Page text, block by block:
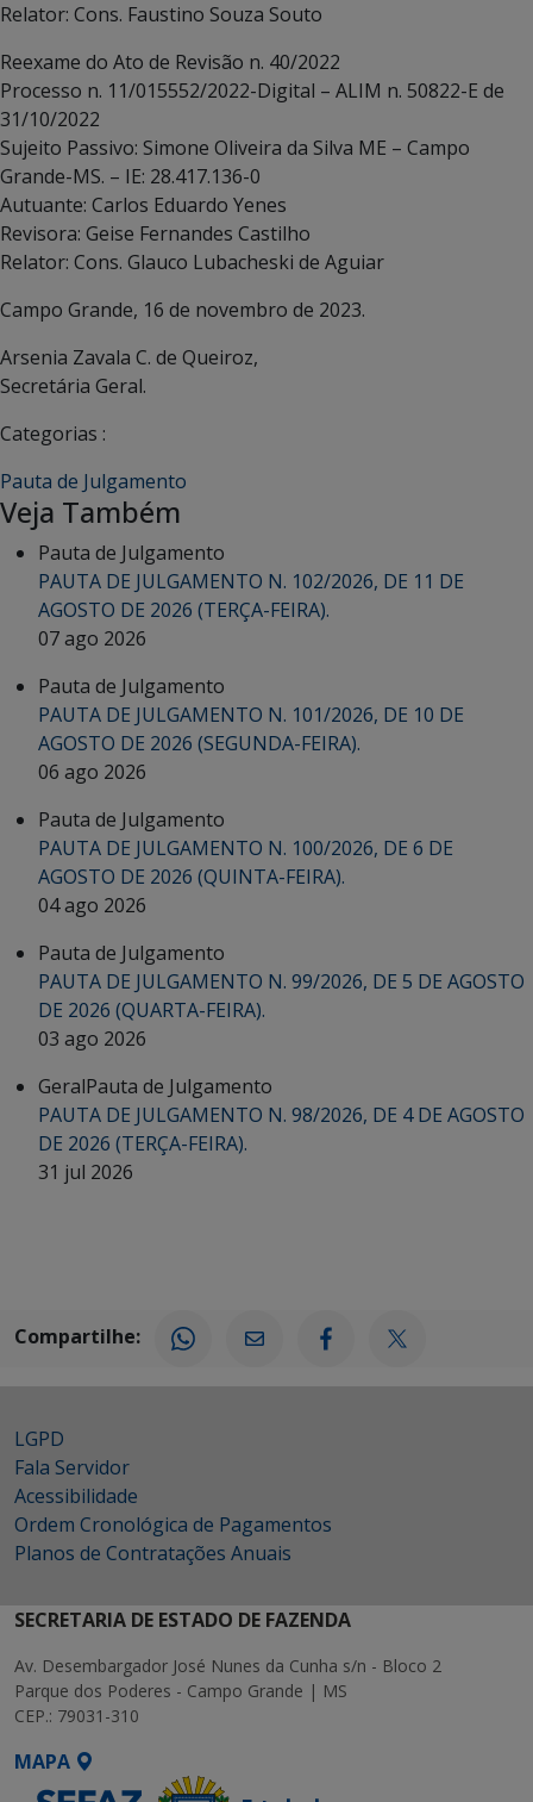
Relator: Cons. Faustino Souza Souto
Reexame do Ato de Revisão n. 40/2022
Processo n. 11/015552/2022-Digital – ALIM n. 50822-E de
31/10/2022
Sujeito Passivo: Simone Oliveira da Silva ME – Campo
Grande-MS. – IE: 28.417.136-0
Autuante: Carlos Eduardo Yenes
Revisora: Geise Fernandes Castilho
Relator: Cons. Glauco Lubacheski de Aguiar
Campo Grande, 16 de novembro de 2023.
Arsenia Zavala C. de Queiroz,
Secretária Geral.
Categorias :
Pauta de Julgamento
Veja Também
Pauta de Julgamento
PAUTA DE JULGAMENTO N. 102/2026, DE 11 DE
AGOSTO DE 2026 (TERÇA-FEIRA).
07 ago 2026
Pauta de Julgamento
PAUTA DE JULGAMENTO N. 101/2026, DE 10 DE
AGOSTO DE 2026 (SEGUNDA-FEIRA).
06 ago 2026
Pauta de Julgamento
PAUTA DE JULGAMENTO N. 100/2026, DE 6 DE
AGOSTO DE 2026 (QUINTA-FEIRA).
04 ago 2026
Pauta de Julgamento
PAUTA DE JULGAMENTO N. 99/2026, DE 5 DE AGOSTO
DE 2026 (QUARTA-FEIRA).
03 ago 2026
GeralPauta de Julgamento
PAUTA DE JULGAMENTO N. 98/2026, DE 4 DE AGOSTO
DE 2026 (TERÇA-FEIRA).
31 jul 2026
Compartilhe:
LGPD
Fala Servidor
Acessibilidade
Ordem Cronológica de Pagamentos
Planos de Contratações Anuais
SECRETARIA DE ESTADO DE FAZENDA
Av. Desembargador José Nunes da Cunha s/n - Bloco 2
Parque dos Poderes - Campo Grande | MS
CEP.: 79031-310
MAPA